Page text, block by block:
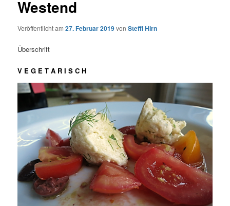
Westend
Veröffentlicht am27. Februar 2019vonSteffi Hirn
Überschrift
V E G E T A R I S C H